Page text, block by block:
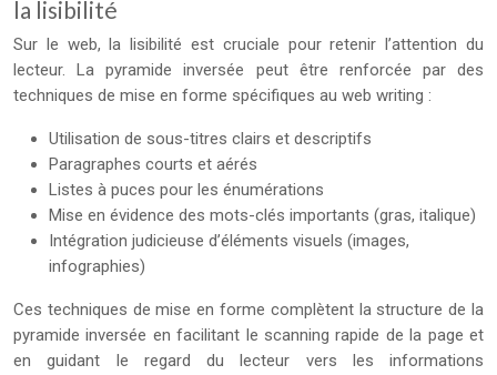
la lisibilité
Sur le web, la lisibilité est cruciale pour retenir l’attention du
lecteur. La pyramide inversée peut être renforcée par des
techniques de mise en forme spécifiques au web writing :
Utilisation de sous-titres clairs et descriptifs
Paragraphes courts et aérés
Listes à puces pour les énumérations
Mise en évidence des mots-clés importants (gras, italique)
Intégration judicieuse d’éléments visuels (images,
infographies)
Ces techniques de mise en forme complètent la structure de la
pyramide inversée en facilitant le scanning rapide de la page et
en guidant le regard du lecteur vers les informations